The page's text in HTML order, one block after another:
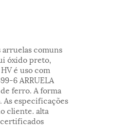
arruelas comuns
óxido preto,
é uso com
6 ARRUELA
ferro. A forma
especificações
cliente. alta
certificados